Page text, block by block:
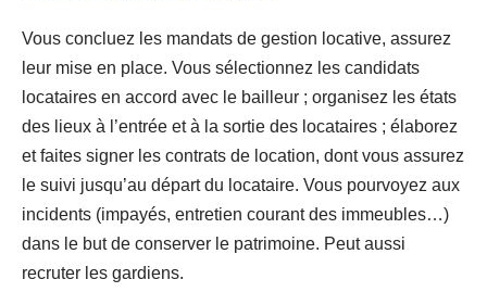
Vous concluez les mandats de gestion locative, assurez
leur mise en place. Vous sélectionnez les candidats
locataires en accord avec le bailleur ; organisez les états
des lieux à l’entrée et à la sortie des locataires ; élaborez
et faites signer les contrats de location, dont vous assurez
le suivi jusqu’au départ du locataire. Vous pourvoyez aux
incidents (impayés, entretien courant des immeubles…)
dans le but de conserver le patrimoine. Peut aussi
recruter les gardiens.